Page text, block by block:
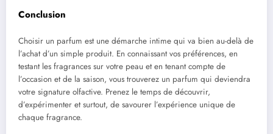
Conclusion
Choisir un parfum est une démarche intime qui va bien au-delà de
l’achat d’un simple produit. En connaissant vos préférences, en
testant les fragrances sur votre peau et en tenant compte de
l’occasion et de la saison, vous trouverez un parfum qui deviendra
votre signature olfactive. Prenez le temps de découvrir,
d’expérimenter et surtout, de savourer l’expérience unique de
chaque fragrance.